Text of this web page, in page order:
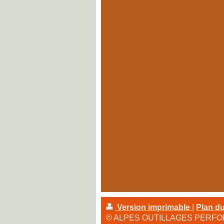
Version imprimable
Plan
© ALPES OUTILLAGES